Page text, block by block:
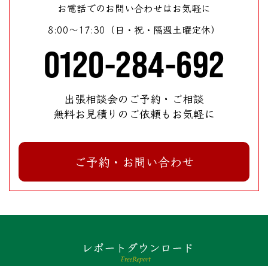
お電話でのお問い合わせはお気軽に
8:00～17:30（日・祝・隔週土曜定休）
0120-284-692
出張相談会のご予約・ご相談
無料お見積りのご依頼もお気軽に
ご予約・お問い合わせ